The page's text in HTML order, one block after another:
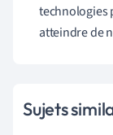
technologies
atteindre de
Sujets